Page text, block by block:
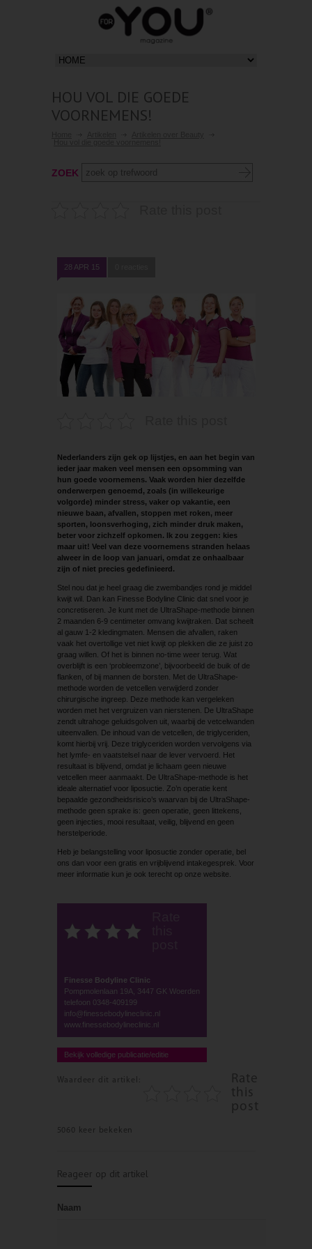
HOU VOL DIE GOEDE
VOORNEMENS!
ZOEK
28 APR 15
Nederlanders zijn gek op lijstjes, en aan het begin van
ieder jaar maken veel mensen een opsomming van
hun goede voornemens. Vaak worden hier dezelfde
onderwerpen genoemd, zoals (in willekeurige
volgorde) minder stress, vaker op vakantie, een
nieuwe baan, afvallen, stoppen met roken, meer
sporten, loonsverhoging, zich minder druk maken,
beter voor zichzelf opkomen. Ik zou zeggen: kies
maar uit! Veel van deze voornemens stranden helaas
alweer in de loop van januari, omdat ze onhaalbaar
zijn of niet precies gedefinieerd.
Stel nou dat je heel graag die zwembandjes rond je middel
kwijt wil. Dan kan Finesse Bodyline Clinic dat snel voor je
concretiseren. Je kunt met de UltraShape-methode binnen
2 maanden 6-9 centimeter omvang kwijtraken. Dat scheelt
al gauw 1-2 kledingmaten. Mensen die afvallen, raken
vaak het overtollige vet niet kwijt op plekken die ze juist zo
graag willen. Of het is binnen no-time weer terug. Wat
overblijft is een ‘probleemzone’, bijvoorbeeld de buik of de
flanken, of bij mannen de borsten. Met de UltraShape-
methode worden de vetcellen verwijderd zonder
chirurgische ingreep. Deze methode kan vergeleken
worden met het vergruizen van nierstenen. De UltraShape
zendt ultrahoge geluidsgolven uit, waarbij de vetcelwanden
uiteenvallen. De inhoud van de vetcellen, de triglyceriden,
komt hierbij vrij. Deze triglyceriden worden vervolgens via
het lymfe- en vaatstelsel naar de lever vervoerd. Het
resultaat is blijvend, omdat je lichaam geen nieuwe
vetcellen meer aanmaakt. De UltraShape-methode is het
ideale alternatief voor liposuctie. Zo’n operatie kent
bepaalde gezondheidsrisico’s waarvan bij de UltraShape-
methode geen sprake is: geen operatie, geen littekens,
geen injecties, mooi resultaat, veilig, blijvend en geen
herstelperiode.
Heb je belangstelling voor liposuctie zonder operatie, bel
ons dan voor een gratis en vrij­blijvend intakegesprek. Voor
meer informatie kun je ook terecht op onze website.
Finesse Bodyline Clinic
Pompmolenlaan 19A, 3447 GK Woerden
telefoon 0348-409199
info@finessebodylineclinic.nl
www.finessebodylineclinic.nl
Bekijk volledige publicatie/editie
Waardeer dit artikel:
Rate
this
post
5060 keer bekeken
Reageer op dit artikel
Naam